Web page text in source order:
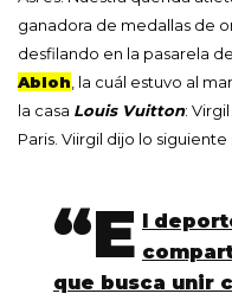
ganadora de medallas de
desfilando en la pasarela
Abloh , la cuál estuvo al
la casa Louis Vuitton:
Paris. Viirgil dijo lo
“E l
que busca unir